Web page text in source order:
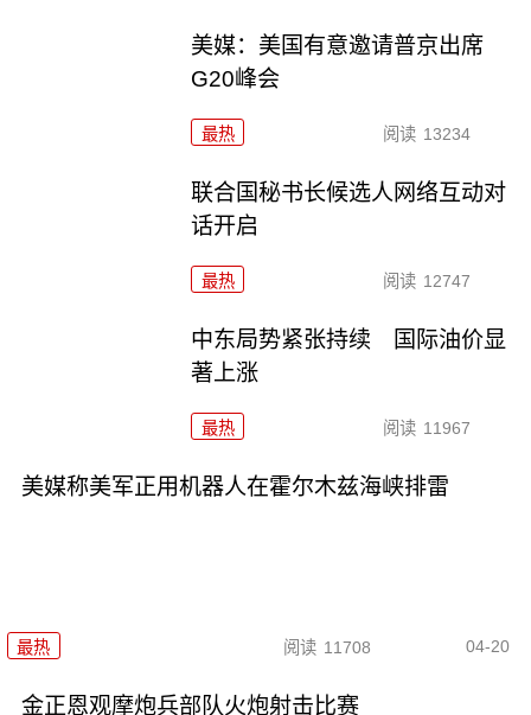
美媒：美国有意邀请普京出席
G20峰会
最热 阅读 13234
联合国秘书长候选人网络互动对
话开启
最热 阅读 12747
中东局势紧张持续 国际油价显
著上涨
最热 阅读 11967
美媒称美军正用机器人在霍尔木兹海峡排雷
最热 阅读 11708 04-20
金正恩观摩炮兵部队火炮射击比赛